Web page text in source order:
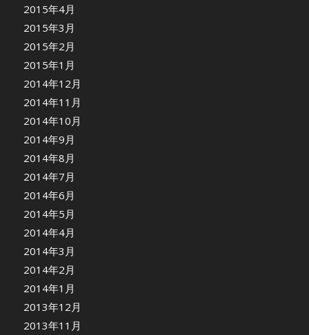
2015年4月
2015年3月
2015年2月
2015年1月
2014年12月
2014年11月
2014年10月
2014年9月
2014年8月
2014年7月
2014年6月
2014年5月
2014年4月
2014年3月
2014年2月
2014年1月
2013年12月
2013年11月